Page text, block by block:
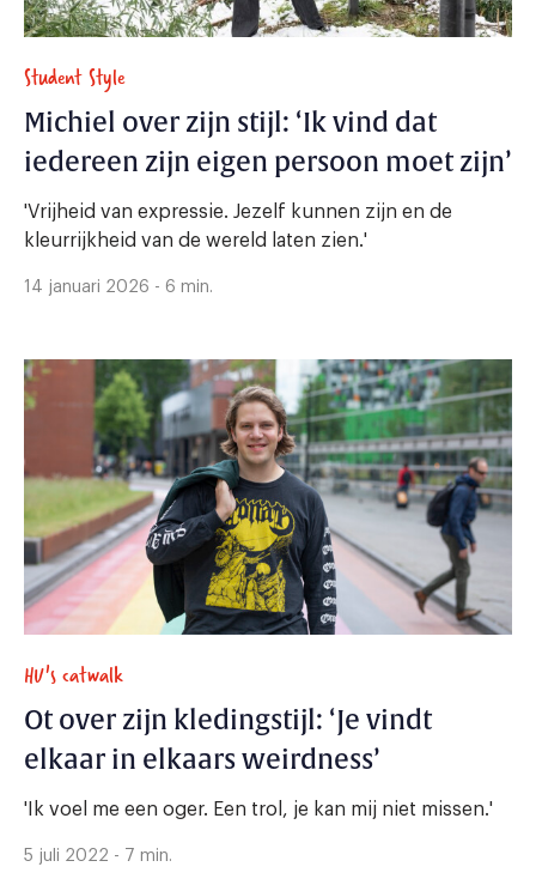
Student Style
Michiel over zijn stijl: ‘Ik vind dat
iedereen zijn eigen persoon moet zijn’
'Vrijheid van expressie. Jezelf kunnen zijn en de
kleurrijkheid van de wereld laten zien.'
14 januari 2026 - 6 min.
HU's catwalk
Ot over zijn kledingstijl: ‘Je vindt
elkaar in elkaars weirdness’
'Ik voel me een oger. Een trol, je kan mij niet missen.'
5 juli 2022 - 7 min.